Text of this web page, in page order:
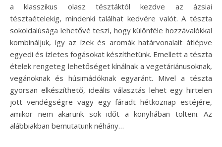
a klasszikus olasz tésztáktól kezdve az ázsiai
tésztaételekig, mindenki találhat kedvére valót. A tészta
sokoldalúsága lehetővé teszi, hogy különféle hozzávalókkal
kombináljuk, így az ízek és aromák határvonalait átlépve
egyedi és ízletes fogásokat készíthetünk. Emellett a tészta
ételek rengeteg lehetőséget kínálnak a vegetáriánusoknak,
vegánoknak és húsimádóknak egyaránt. Mivel a tészta
gyorsan elkészíthető, ideális választás lehet egy hirtelen
jött vendégségre vagy egy fáradt hétköznap estéjére,
amikor nem akarunk sok időt a konyhában tölteni. Az
alábbiakban bemutatunk néhány…